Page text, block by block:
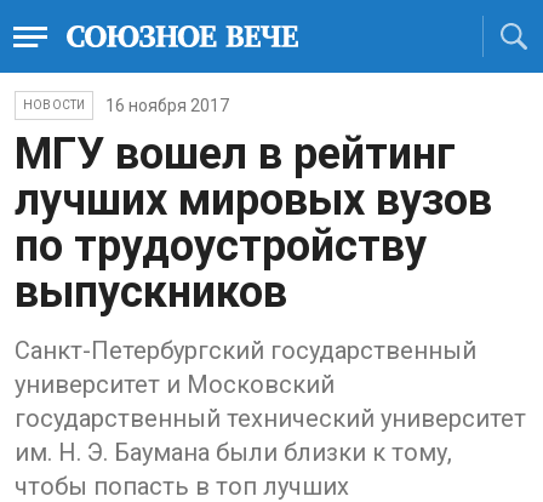
НОВОСТИ 16 ноября 2017
МГУ вошел в рейтинг
лучших мировых вузов
по трудоустройству
выпускников
Санкт-Петербургский государственный
университет и Московский
государственный технический университет
им. Н. Э. Баумана были близки к тому,
чтобы попасть в топ лучших